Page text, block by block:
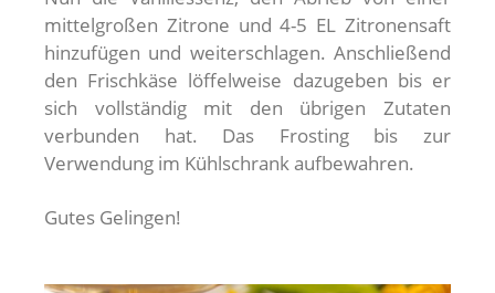
mittelgroßen Zitrone und 4-5 EL Zitronensaft
hinzufügen und weiterschlagen. Anschließend
den Frischkäse löffelweise dazugeben bis er
sich vollständig mit den übrigen Zutaten
verbunden hat. Das Frosting bis zur
Verwendung im Kühlschrank aufbewahren.
Gutes Gelingen!